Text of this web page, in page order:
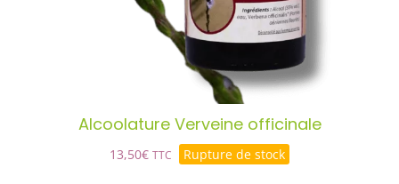
Alcoolature Verveine officinale
13,50€ TTC Rupture de stock